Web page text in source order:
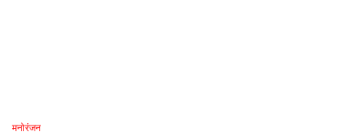
मनोरंजन